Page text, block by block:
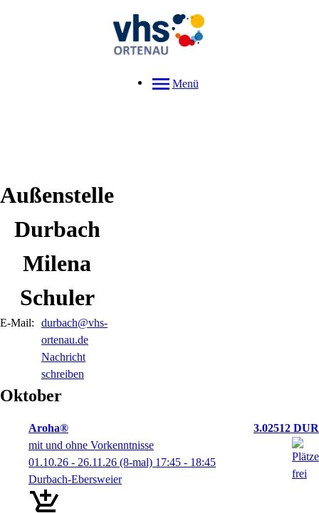
Menü
Außenstelle
Durbach
Milena
Schuler
E-Mail:
durbach@vhs-
ortenau.de
Nachricht
schreiben
Oktober
Aroha®
3.02512 DUR
mit und ohne Vorkenntnisse
01.10.26 - 26.11.26 (8-mal) 17:45 - 18:45
Durbach-Ebersweier